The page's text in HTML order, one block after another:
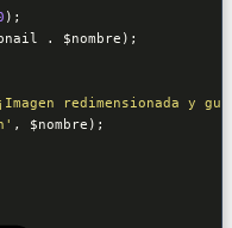
);
. $nombre );
redimensionada y
, $nombre );